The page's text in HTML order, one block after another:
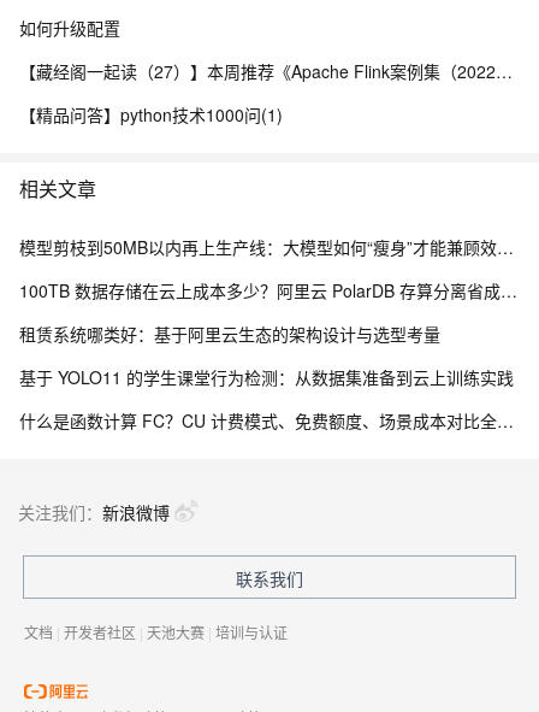
如何升级配置
【藏经阁一起读（27）】本周推荐《Apache Flink案例集（2022版）》，你有哪些心得？
【精品问答】python技术1000问(1)
相关文章
模型剪枝到50MB以内再上生产线：大模型如何“瘦身”才能兼顾效果与成本
100TB 数据存储在云上成本多少？阿里云 PolarDB 存算分离省成本解析
租赁系统哪类好：基于阿里云生态的架构设计与选型考量
基于 YOLO11 的学生课堂行为检测：从数据集准备到云上训练实践
什么是函数计算 FC？CU 计费模式、免费额度、场景成本对比全说明
关注我们： 新浪微博
联系我们
文档 | 开发者社区 | 天池大赛 | 培训与认证